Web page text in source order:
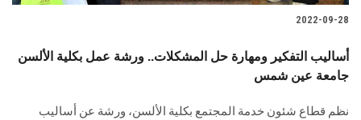
2022-09-28
أساليب التفكير ومهارة حل المشكلات.. ورشة عمل بكلية الألسن
جامعة عين شمس
نظم قطاع شئون خدمة المجتمع بكلية الألسن، ورشة عن أساليب